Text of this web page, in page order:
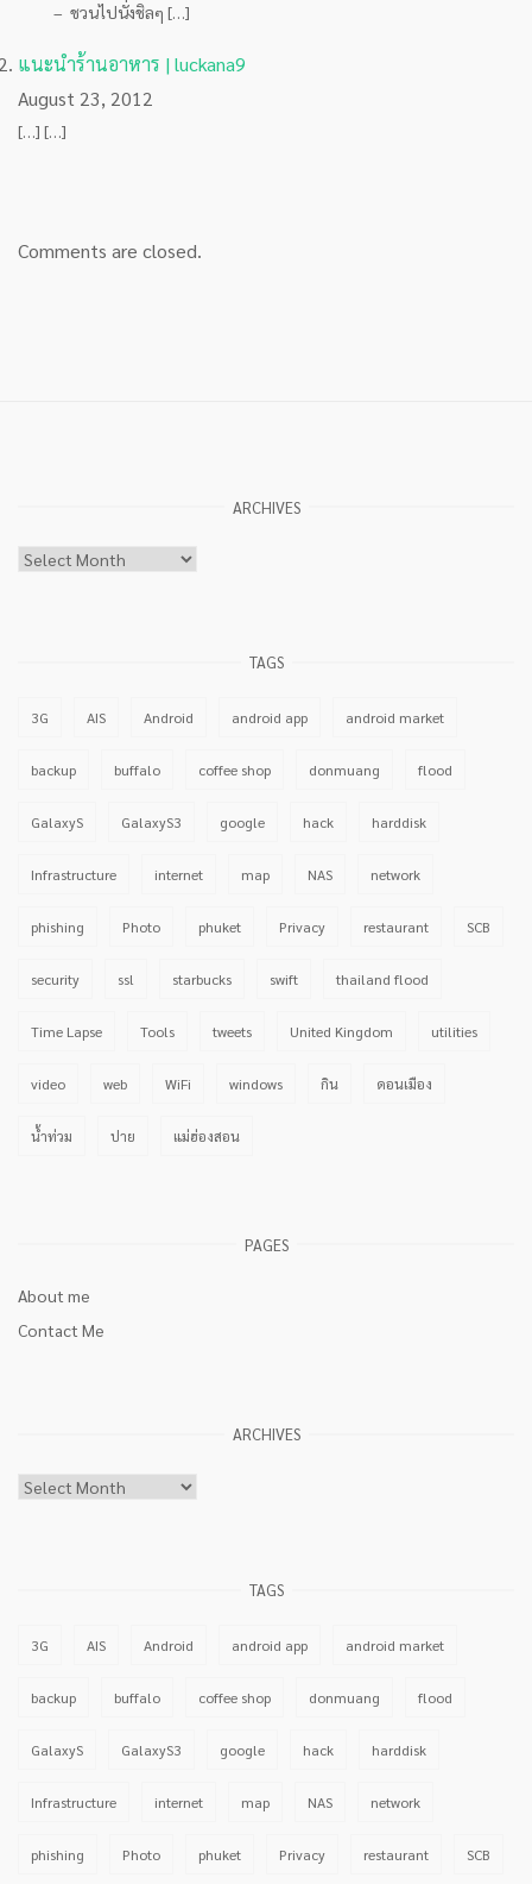
– ชวนไปนั่งชิลๆ […]
แนะนำร้านอาหาร | luckana9
August 23, 2012
[…] […]
Comments are closed.
ARCHIVES
Archives
TAGS
3G AIS Android android app android market
backup buffalo coffee shop donmuang flood
GalaxyS GalaxyS3 google hack harddisk
Infrastructure internet map NAS network
phishing Photo phuket Privacy restaurant SCB
security ssl starbucks swift thailand flood
Time Lapse Tools tweets United Kingdom utilities
video web WiFi windows กิน ดอนเมือง
น้ำท่วม ปาย แม่ฮ่องสอน
PAGES
About me
Contact Me
ARCHIVES
Archives
TAGS
3G AIS Android android app android market
backup buffalo coffee shop donmuang flood
GalaxyS GalaxyS3 google hack harddisk
Infrastructure internet map NAS network
phishing Photo phuket Privacy restaurant SCB